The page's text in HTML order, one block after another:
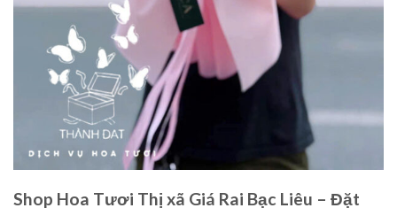
Shop Hoa Tươi Thị xã Giá Rai Bạc Liêu – Đặt